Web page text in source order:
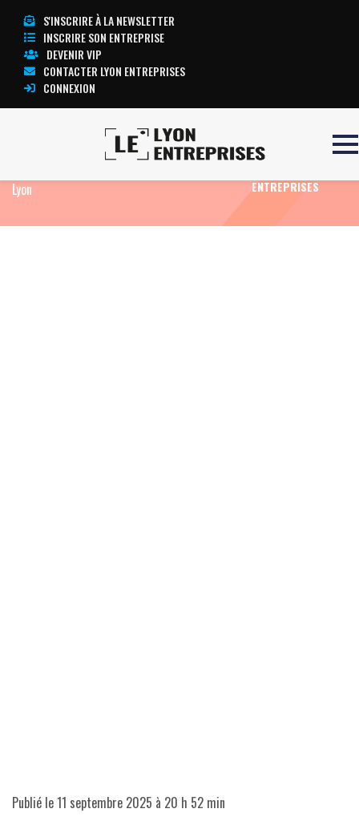
S'INSCRIRE À LA NEWSLETTER
INSCRIRE SON ENTREPRISE
DEVENIR VIP
CONTACTER LYON ENTREPRISES
CONNEXION
Festival Lumière 2025 : un
Lyon
TOUTE
ENTREPRISES
Publié le11 septembre 2025 à 20 h 52 min